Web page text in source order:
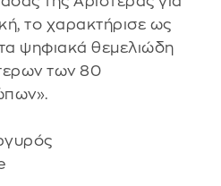
το χαρακτήρισε ως
ψηφιακά θεμελιώδη
των 80